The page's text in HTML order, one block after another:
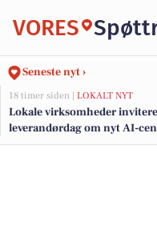
VORES
Seneste nyt ›
18 timer siden | LOKALT NYT
Lokale virksomheder
leverandørdag om nyt AI-
GreenLab nord for Skive